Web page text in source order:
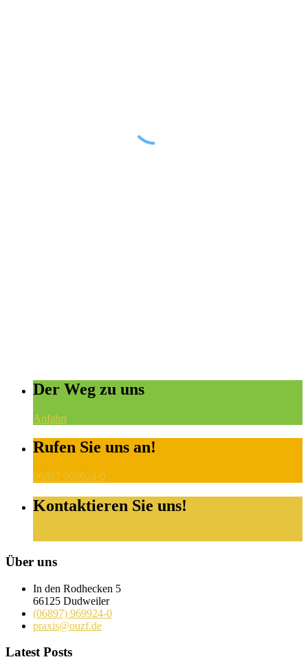
Der Weg zu uns
Anfahrt
Rufen Sie uns an!
06897 969924-0
Kontaktieren Sie uns!
Über uns
In den Rodhecken 5
66125 Dudweiler
(06897) 969924-0
praxis@ouzf.de
Latest Posts